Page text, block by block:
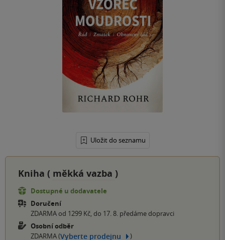
Uložit do seznamu
Kniha ( měkká vazba )
Dostupné u dodavatele
Doručení
ZDARMA od 1299 Kč, do 17. 8. předáme dopravci
Osobní odběr
ZDARMA (Vyberte prodejnu )